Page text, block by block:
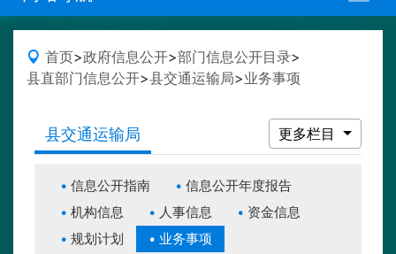
首页>政府信息公开>部门信息公开目录>
县直部门信息公开>县交通运输局>业务事项
县交通运输局 更多栏目
信息公开指南
信息公开年度报告
机构信息
人事信息
资金信息
规划计划
业务事项